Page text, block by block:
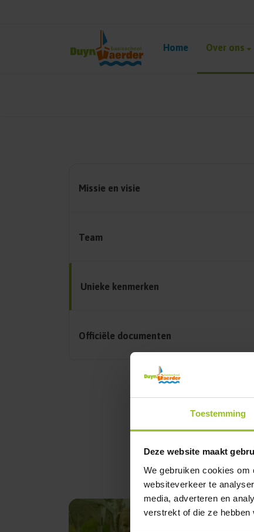
Toestemming
Deze website maakt
We gebruiken cookies om
websiteverkeer te
media, adverteren en
verstrekt of die ze
Home Over ons
Missie en visie
Team
Unieke kenmerken
Officiële documenten